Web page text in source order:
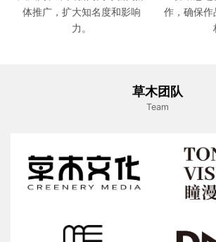
体推广，扩大知名度和影响
力。
作，确保作
草木团队
Team